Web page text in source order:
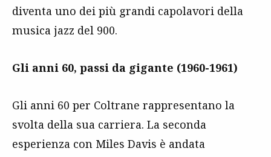
diventa uno dei più grandi capolavori della
musica jazz del 900.
Gli anni 60, passi da gigante (1960-1961)
Gli anni 60 per Coltrane rappresentano la
svolta della sua carriera. La seconda
esperienza con Miles Davis è andata